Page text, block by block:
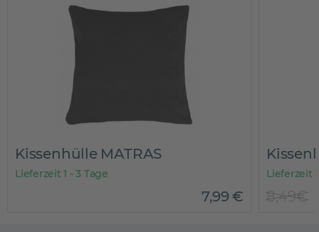
Kissenhülle MATRAS
Lieferzeit 1 - 3 Tage
7,99€
Lieferzeit
8,49€